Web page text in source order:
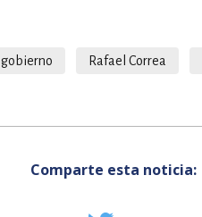
gobierno Rafael Correa
Comparte esta noticia: